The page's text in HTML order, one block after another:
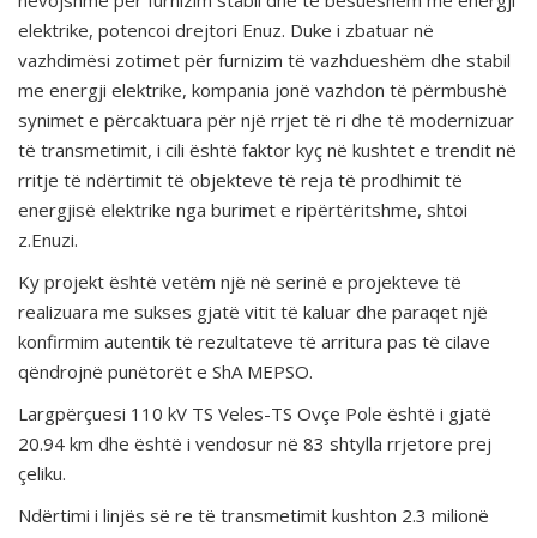
elektrike, potencoi drejtori Enuz. Duke i zbatuar në
vazhdimësi zotimet për furnizim të vazhdueshëm dhe stabil
me energji elektrike, kompania jonë vazhdon të përmbushë
synimet e përcaktuara për një rrjet të ri dhe të modernizuar
të transmetimit, i cili është faktor kyç në kushtet e trendit në
rritje të ndërtimit të objekteve të reja të prodhimit të
energjisë elektrike nga burimet e ripërtëritshme, shtoi
z.Enuzi.
Ky projekt është vetëm një në serinë e projekteve të
realizuara me sukses gjatë vitit të kaluar dhe paraqet një
konfirmim autentik të rezultateve të arritura pas të cilave
qëndrojnë punëtorët e ShA MEPSO.
Largpërçuesi 110 kV TS Veles-TS Ovçe Pole është i gjatë
20.94 km dhe është i vendosur në 83 shtylla rrjetore prej
çeliku.
Ndërtimi i linjës së re të transmetimit kushton 2.3 milionë